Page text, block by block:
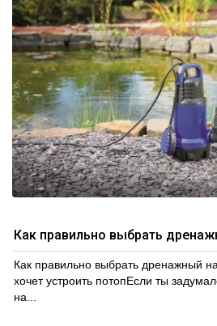
Как правильно выбрать
Как правильно выбрать дренажный
хочет устроить потопЕсли ты
на...